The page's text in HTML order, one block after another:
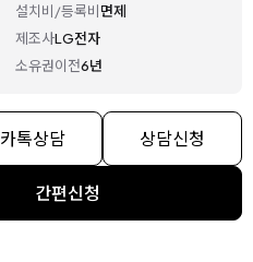
설치비/등록비면제
제조사LG전자
소유권이전6년
카톡상담 상담신청
간편신청